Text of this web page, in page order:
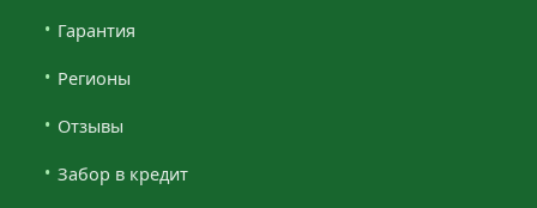
Гарантия
Регионы
Отзывы
Забор в кредит